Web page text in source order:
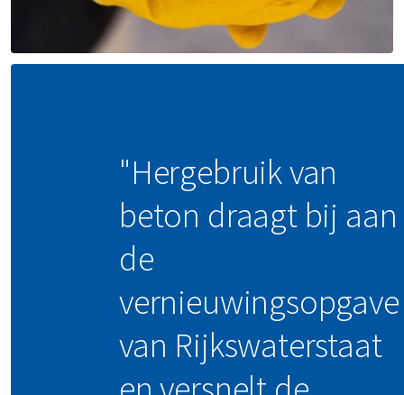
"Hergebruik van
beton draagt bij aan
de
vernieuwingsopgave
van Rijkswaterstaat